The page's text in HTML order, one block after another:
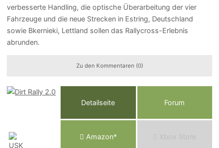
verbesserte Handling, die optische Überarbeitung der vier
Fahrzeuge und die neue Strecken in Estring, Deutschland
sowie Bkernieki, Lettland sollen das Rallycross-Erlebnis
abrunden.
Zu den Kommentaren (0)
Detailseite Forum
Amazon* Xbox Store